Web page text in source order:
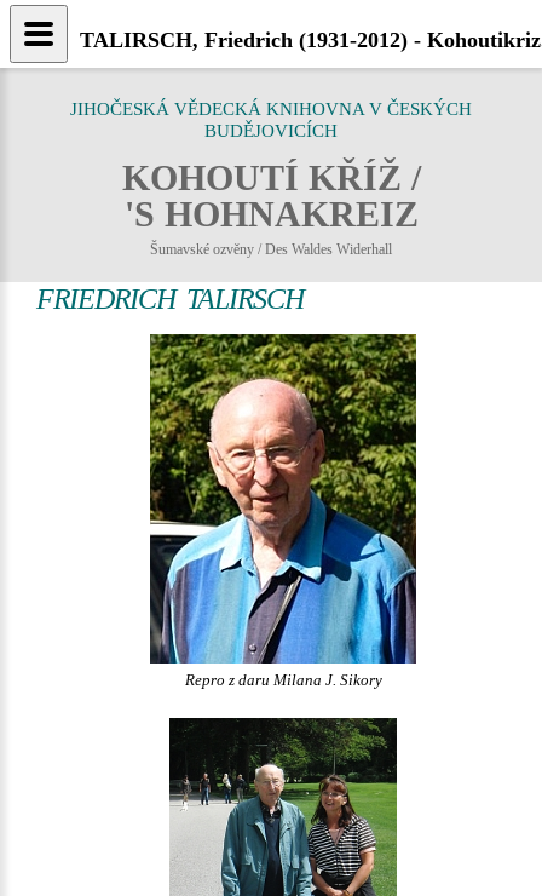
JIHOČESKÁ VĚDECKÁ KNIHOVNA V ČESKÝCH
BUDĚJOVICÍCH
KOHOUTÍ KŘÍŽ /
'S HOHNAKREIZ
Šumavské ozvěny / Des Waldes Widerhall
FRIEDRICH TALIRSCH
Repro z daru Milana J. Sikory
TALIRSCH, Friedrich (1931-2012) -